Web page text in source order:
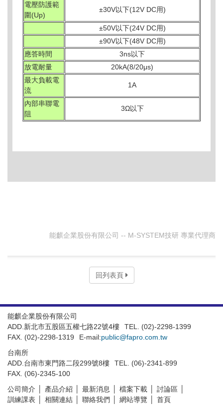
電壓防護範
圍(Up)
±30V以下(12V DC用)
±50V以下(24V DC用)
±90V以下(48V DC用)
應答時間
3ns以下
放電耐量
20kA(8/20μs)
最大負載電
流
1A
內部串聯電
阻
3Ω以下
能麒企業股份有限公司 -- M-SYSTEM技研 專業代理商
回列表頁
能麒企業股份有限公司
ADD.新北市五股區五權七路22號4樓
TEL. (02)-2298-1399
FAX. (02)-2298-1319
E-mail:public@fapro.com.tw
台南所
ADD.台南市東門路二段299號8樓
TEL. (06)-2341-899
FAX. (06)-2345-100
公司簡介
產品介紹 最新消息 檔案下載
討論區
訓練課表
相關連結 聯絡我們 網站導覽 首頁